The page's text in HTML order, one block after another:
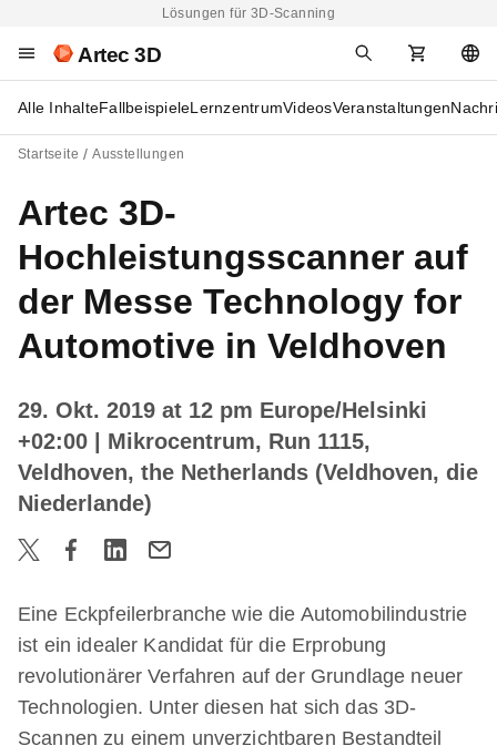
Lösungen für 3D-Scanning
Artec 3D
Alle InhalteFallbeispieleLernzentrumVideosVeranstaltungen
Startseite Ausstellungen
Artec 3D-
Hochleistungsscanner auf
der Messe Technology for
Automotive in Veldhoven
29. Okt. 2019 at 12 pm Europe/Helsinki
+02:00
| Mikrocentrum, Run 1115,
Veldhoven, the Netherlands (Veldhoven, die
Niederlande)
Eine Eckpfeilerbranche wie die Automobilindustrie
ist ein idealer Kandidat für die Erprobung
revolutionärer Verfahren auf der Grundlage neuer
Technologien. Unter diesen hat sich das 3D-
Scannen zu einem unverzichtbaren Bestandteil